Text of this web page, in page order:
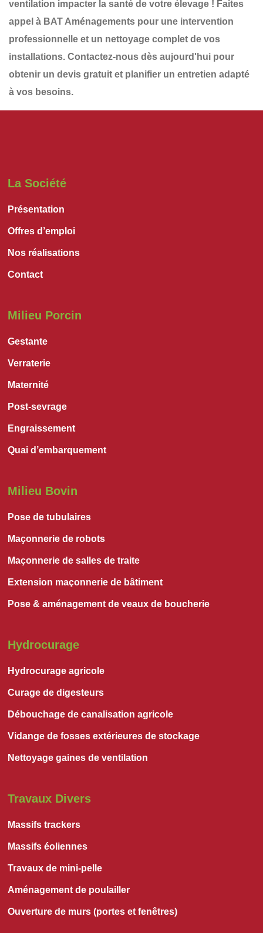
ventilation impacter la santé de votre élevage ! Faites
appel à BAT Aménagements pour une intervention
professionnelle et un nettoyage complet de vos
installations. Contactez-nous dès aujourd'hui pour
obtenir un devis gratuit et planifier un entretien adapté
à vos besoins.
La Société
Présentation
Offres d’emploi
Nos réalisations
Contact
Milieu Porcin
Gestante
Verraterie
Maternité
Post-sevrage
Engraissement
Quai d’embarquement
Milieu Bovin
Pose de tubulaires
Maçonnerie de robots
Maçonnerie de salles de traite
Extension maçonnerie de bâtiment
Pose & aménagement de veaux de boucherie
Hydrocurage
Hydrocurage agricole
Curage de digesteurs
Débouchage de canalisation agricole
Vidange de fosses extérieures de stockage
Nettoyage gaines de ventilation
Travaux Divers
Massifs trackers
Massifs éoliennes
Travaux de mini-pelle
Aménagement de poulailler
Ouverture de murs (portes et fenêtres)